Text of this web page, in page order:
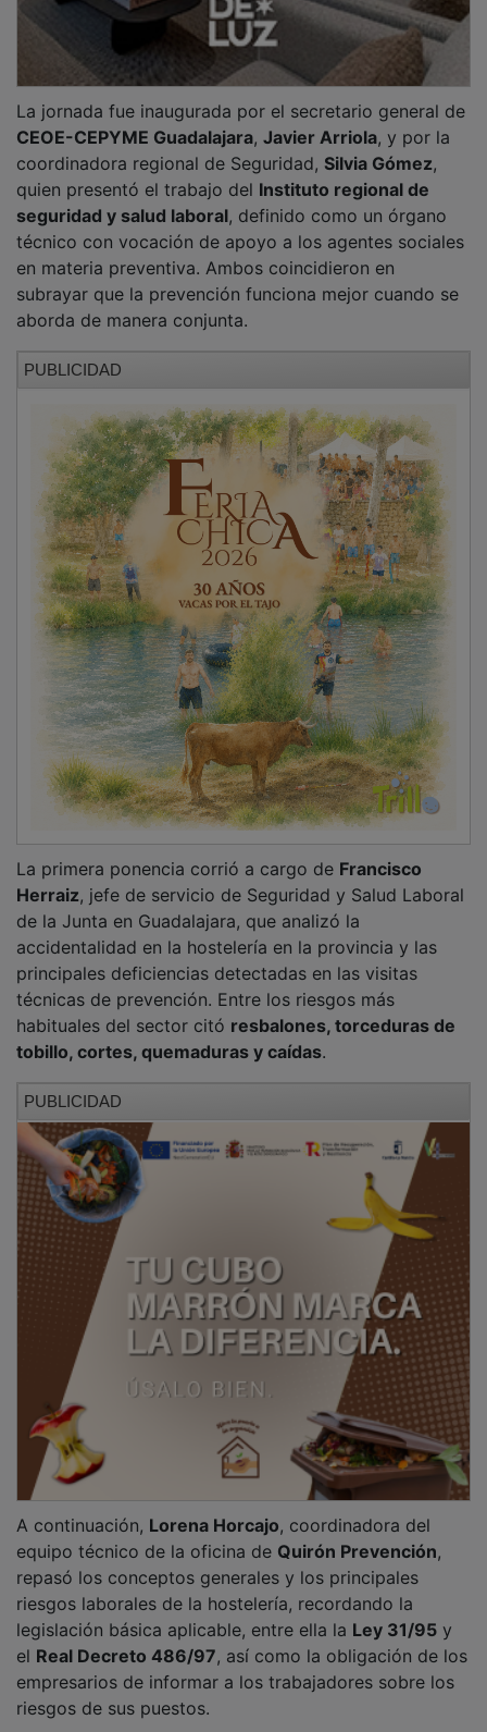
Herraiz, jefe de servicio de Seguridad y Salud Laboral
de la Junta en Guadalajara, que analizó la
accidentalidad en la hostelería en la provincia y las
principales deficiencias detectadas en las visitas
técnicas de prevención. Entre los riesgos más
habituales del sector citóresbalones, torceduras de
tobillo, cortes, quemaduras y caídas.
PUBLICIDAD
A continuación,Lorena Horcajo, coordinadora del
repasó los conceptos generales y los principales
riesgos laborales de la hostelería, recordando la
legislación básica aplicable, entre ella la Ley 31/95y
elReal Decreto 486/97
, así como la obligación de los
empresarios de informar a los trabajadores sobre los
riesgos de sus puestos.
PUBLICIDAD